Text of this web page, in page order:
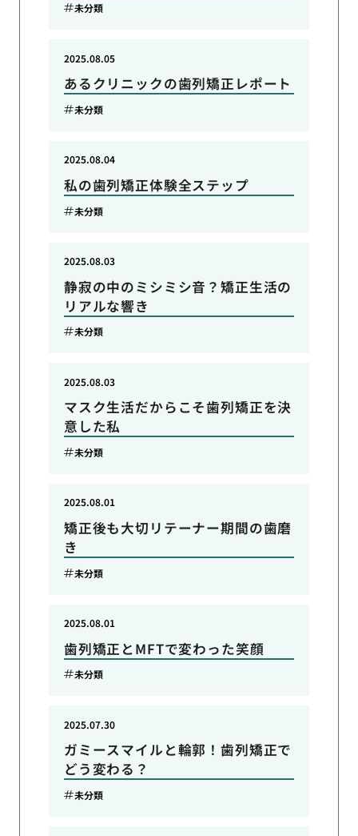
未分類
あるクリニックの歯列矯正レポート
2025.08.05
未分類
私の歯列矯正体験全ステップ
2025.08.04
未分類
静寂の中のミシミシ音？矯正生活の
リアルな響き
2025.08.03
未分類
マスク生活だからこそ歯列矯正を決
意した私
2025.08.03
未分類
矯正後も大切リテーナー期間の歯磨
き
2025.08.01
未分類
歯列矯正とMFTで変わった笑顔
2025.08.01
未分類
ガミースマイルと輪郭！歯列矯正で
どう変わる？
2025.07.30
未分類